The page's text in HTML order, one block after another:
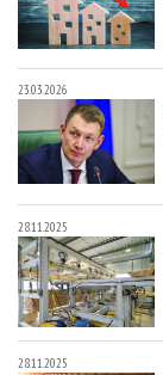
23.03.2026
28.11.2025
28.11.2025